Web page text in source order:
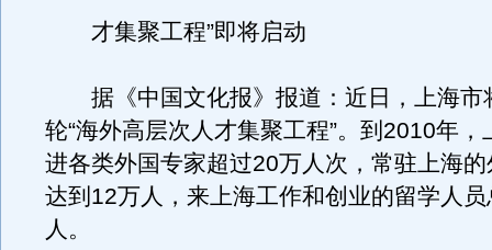
才集聚工程”即将启动
据《中国文化报》报道：近日，上海市
轮“海外高层次人才集聚工程”。到2010年，
进各类外国专家超过20万人次，常驻上海
达到12万人，来上海工作和创业的留学人
人。